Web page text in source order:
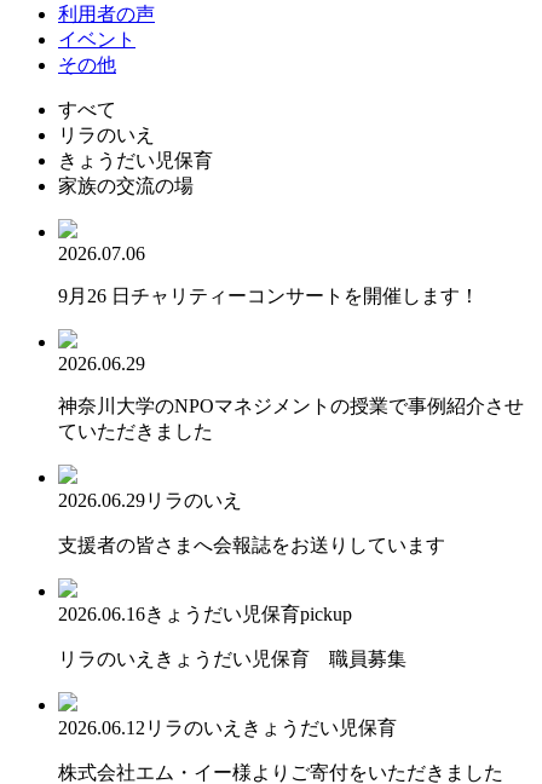
利用者の声
イベント
その他
すべて
リラのいえ
きょうだい児保育
家族の交流の場
2026.07.06
9月26 日チャリティーコンサートを開催します！
2026.06.29
神奈川大学のNPOマネジメントの授業で事例紹介させ
ていただきました
2026.06.29リラのいえ
支援者の皆さまへ会報誌をお送りしています
2026.06.16きょうだい児保育pickup
リラのいえきょうだい児保育 職員募集
2026.06.12 リラのいえ きょうだい児保育
株式会社エム・イー様よりご寄付をいただきました